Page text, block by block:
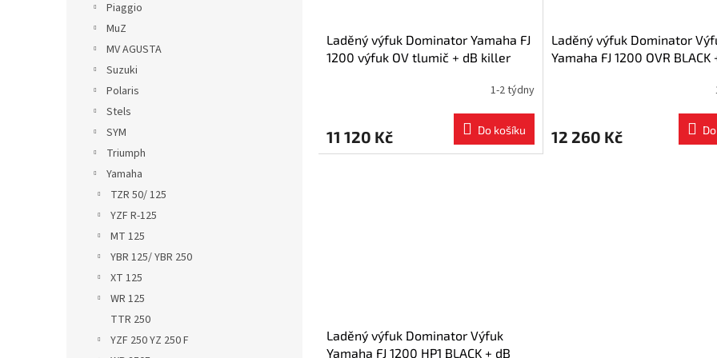
Piaggio
MuZ
MV AGUSTA
Suzuki
Polaris
Stels
SYM
Triumph
Yamaha
TZR 50/ 125
YZF R-125
MT 125
YBR 125/ YBR 250
XT 125
WR 125
TTR 250
YZF 250 YZ 250 F
Laděný výfuk Dominator Yamaha FJ
1200 výfuk OV tlumič + dB killer
1-2 týdny
11 120 Kč Do košíku
Laděný výfuk Dominator
Yamaha FJ 1200 OVR BLACK
12 260 Kč
Laděný výfuk Dominator Výfuk
Yamaha FJ 1200 HP1 BLACK + dB